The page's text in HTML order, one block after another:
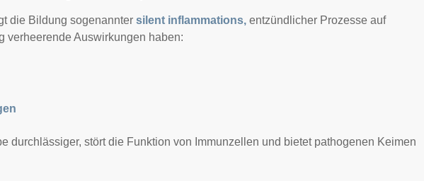
die Bildung sogenannter silent inflammations, entzündlicher Prozesse auf
verheerende Auswirkungen haben:
durchlässiger, stört die Funktion von Immunzellen und bietet pathogenen Keimen